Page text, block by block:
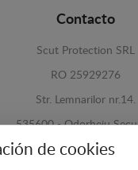
Contacto
Scut Protection SRL
RO 25929276
Str. Lemnarilor nr.14.
535600 - Odorheiu
Harghita, Romania
de cookies